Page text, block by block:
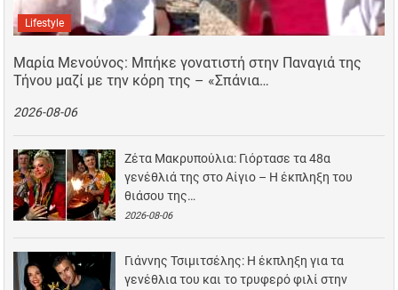
Lifestyle
Μαρία Μενούνος: Μπήκε γονατιστή στην Παναγιά της
Τήνου μαζί με την κόρη της – «Σπάνια…
2026-08-06
Ζέτα Μακρυπούλια: Γιόρτασε τα 48α
γενέθλιά της στο Αίγιο – Η έκπληξη του
θιάσου της…
2026-08-06
Γιάννης Τσιμιτσέλης: Η έκπληξη για τα
γενέθλια του και το τρυφερό φιλί στην